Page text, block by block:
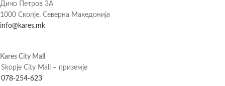
Дичо Петров 3А
1000 Скопје, Северна Македонија
info@kares.mk
Kares City Mall
Skopje City Mall – приземје
078-254-623